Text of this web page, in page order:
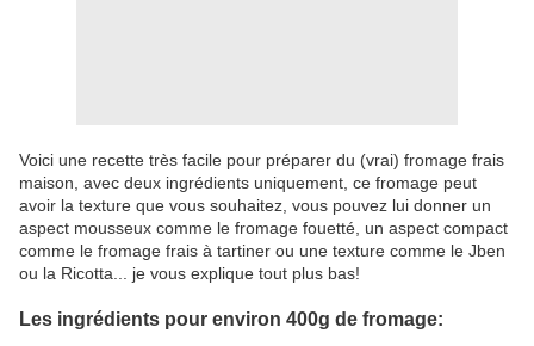
Voici une recette très facile pour préparer du (vrai) fromage frais
maison, avec deux ingrédients uniquement, ce fromage peut
avoir la texture que vous souhaitez, vous pouvez lui donner un
aspect mousseux comme le fromage fouetté, un aspect compact
comme le fromage frais à tartiner ou une texture comme le Jben
ou la Ricotta... je vous explique tout plus bas!
Les ingrédients pour environ 400g de fromage: